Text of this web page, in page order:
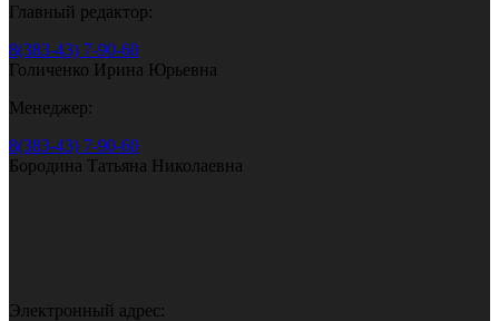
Главный редактор:
8(383-43) 7-90-60
Голиченко Ирина Юрьевна
Менеджер:
8(383-43) 7-90-60
Бородина Татьяна Николаевна
Электронный адрес: